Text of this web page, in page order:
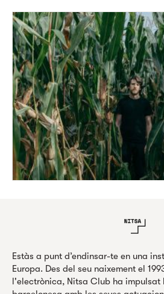
Estàs a punt d’endinsar-te en una
Europa. Des del seu naixement el
l'electrònica, Nitsa Club ha impulsat